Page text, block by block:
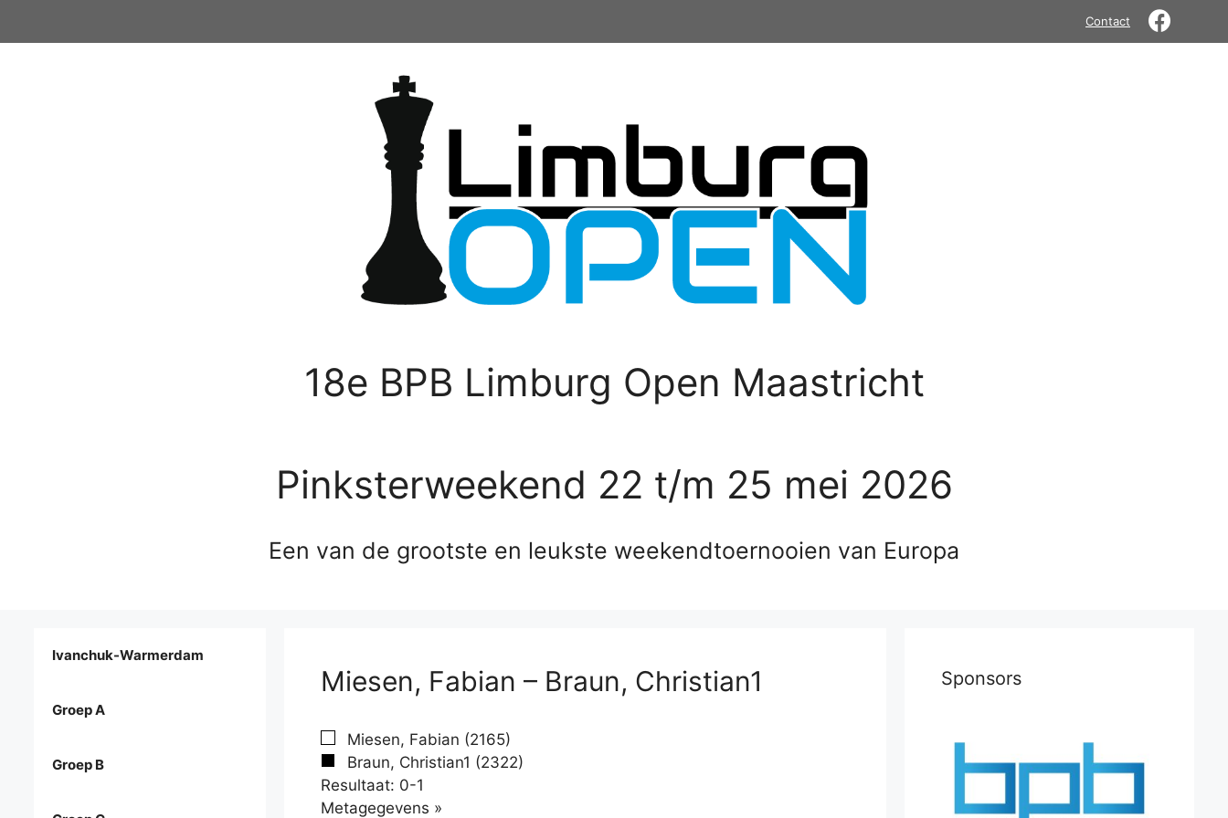
Contact
18e BPB Limburg Open Maastricht
Pinksterweekend 22 t/m 25 mei 2026
Een van de grootste en leukste weekendtoernooien van Europa
Miesen, Fabian – Braun, Christian1
Miesen, Fabian (2165)
Braun, Christian1 (2322)
Resultaat: 0-1
Metagegevens »
Ivanchuk-Warmerdam
Groep A
Groep B
Sponsors